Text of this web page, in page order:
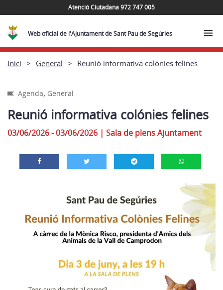
Atenció Ciutadana 972 747 005
Web oficial de l'Ajuntament de Sant Pau de Segúries
Inici General Reunió informativa colónies felines
Agenda, General
Reunió informativa colónies felines
03/06/2026 - 03/06/2026 | Sala de plens Ajuntament